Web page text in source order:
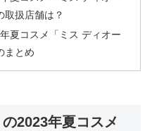
取扱店舗は？
夏コスメ「ミス ディオー
まとめ
2023年夏コスメ